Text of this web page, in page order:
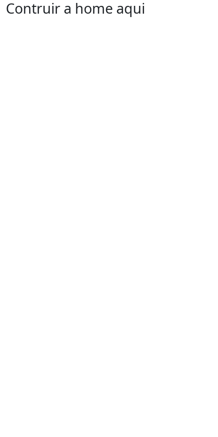
Contruir a home aqui